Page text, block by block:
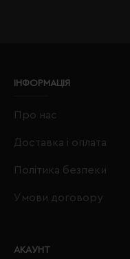
ІНФОРМАЦІЯ
Про нас
Доставка і оплата
Політика безпеки
Умови договору
АКАУНТ